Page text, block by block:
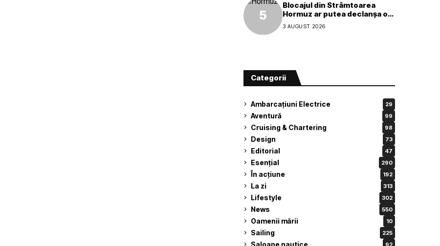
Blocajul din Strâmtoarea
Hormuz ar putea declanșa o
criză ecologică globală
3 AUGUST 2026
Categorii
Ambarcațiuni Electrice 29
Aventură 99
Cruising & Chartering 98
Design 73
Editorial 47
Esențial 290
În acțiune 192
La zi 313
Lifestyle 302
News 550
Oamenii mării 10
Sailing 225
Saloane nautice 92